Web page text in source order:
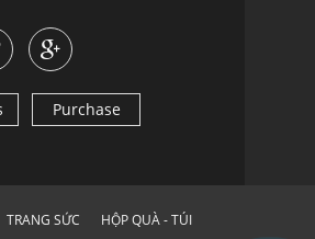
Purchase
TRANG SỨC HỘP QUÀ - TÚI